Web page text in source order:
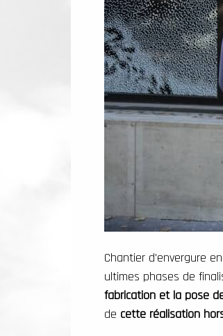
Chantier d'envergure
ultimes phases de
fabrication et la pose
de cette réalisation